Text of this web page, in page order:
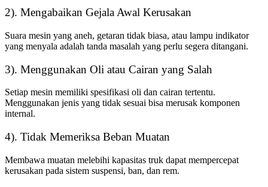
2). Mengabaikan Gejala Awal Kerusakan
Suara mesin yang aneh, getaran tidak biasa, atau lampu indikator
yang menyala adalah tanda masalah yang perlu segera ditangani.
3). Menggunakan Oli atau Cairan yang Salah
Setiap mesin memiliki spesifikasi oli dan cairan tertentu.
Menggunakan jenis yang tidak sesuai bisa merusak komponen
internal.
4). Tidak Memeriksa Beban Muatan
Membawa muatan melebihi kapasitas truk dapat mempercepat
kerusakan pada sistem suspensi, ban, dan rem.